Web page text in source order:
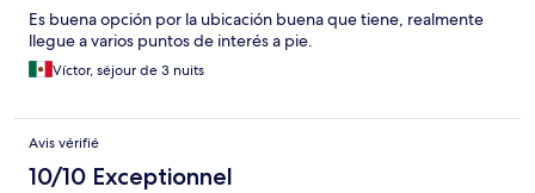
Es buena opción por la ubicación buena que tiene, realmente
llegue a varios puntos de interés a pie.
Víctor, séjour de 3 nuits
Avis vérifié
10/10 Exceptionnel